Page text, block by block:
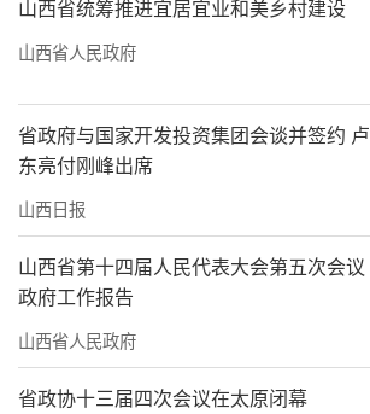
山西省统筹推进宜居宜业和美乡村建设
山西省人民政府
省政府与国家开发投资集团会谈并签约 卢
东亮付刚峰出席
山西日报
山西省第十四届人民代表大会第五次会议
政府工作报告
山西省人民政府
省政协十三届四次会议在太原闭幕